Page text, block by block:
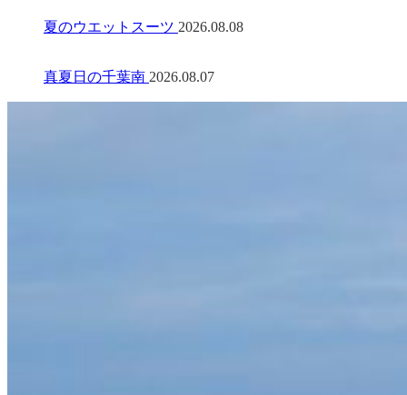
夏のウエットスーツ 2026.08.08
真夏日の千葉南 2026.08.07